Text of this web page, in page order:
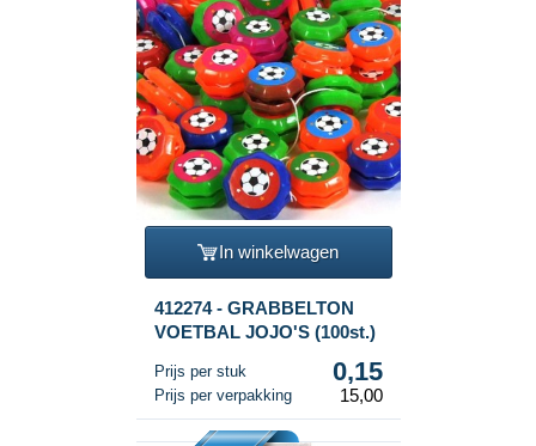
In winkelwagen
412274 - GRABBELTON
VOETBAL JOJO'S (100st.)
Prijs per stuk 0,15
Prijs per verpakking 15,00